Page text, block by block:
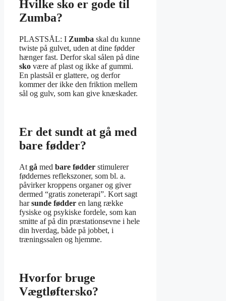
Hvilke sko er gode til
Zumba?
PLASTSÅL: I Zumba skal du kunne
twiste på gulvet, uden at dine fødder
hænger fast. Derfor skal sålen på dine
sko være af plast og ikke af gummi.
En plastsål er glattere, og derfor
kommer der ikke den friktion mellem
sål og gulv, som kan give knæskader.
Er det sundt at gå med
bare fødder?
At gå med bare fødder stimulerer
føddernes reflekszoner, som bl. a.
påvirker kroppens organer og giver
dermed “gratis zoneterapi”. Kort sagt
harsunde fødder en lang række
fysiske og psykiske fordele, som kan
smitte af på din præstationsevne i hele
din hverdag, både på jobbet, i
træningssalen og hjemme.
Hvorfor bruge
Vægtløftersko?